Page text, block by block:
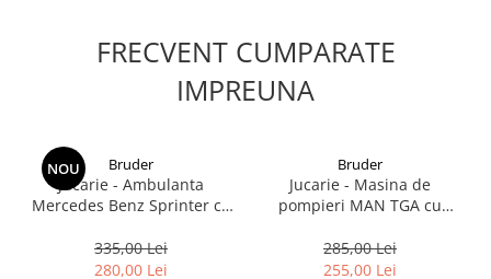
FRECVENT CUMPARATE
IMPREUNA
NOU Bruder
Jucarie - Ambulanta
Mercedes Benz Sprinter cu
335,00 Lei
280,00 Lei
Bruder
Jucarie - Masina de
pompieri MAN TGA cu
sunet si lumini 02771
Bruder
285,00 Lei
255,00 Lei